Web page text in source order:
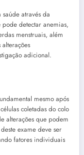
através da
pode detectar anemias,
menstruais, além
adicional.
mesmo após
coletadas do colo
alterações que podem
exame deve ser
fatores individuais